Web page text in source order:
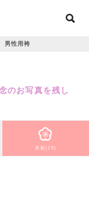
男性用袴
のお写真を残し
衣装(26)